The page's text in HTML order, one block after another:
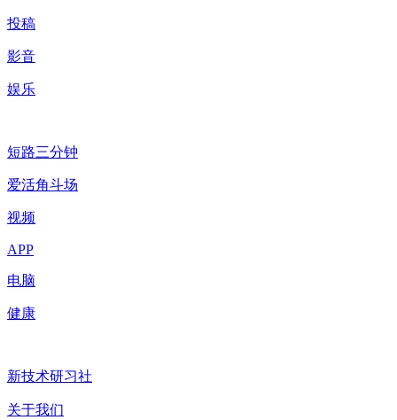
投稿
影音
娱乐
短路三分钟
爱活角斗场
视频
APP
电脑
健康
新技术研习社
关于我们